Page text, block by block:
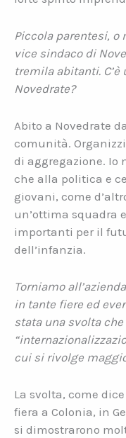
Piccola parentesi, o
vice sindaco di
tremila abitanti.
Novedrate?
Abito a Novedrate
comunità.
di aggregazione. Io
che alla politica e
giovani, come
un’ottima squadra
importanti per il
dell’infanzia.
Torniamo
in tante fiere ed
stata una svolta
cui si rivolge
La svolta, come
fiera a Colonia, in
si dimostrarono